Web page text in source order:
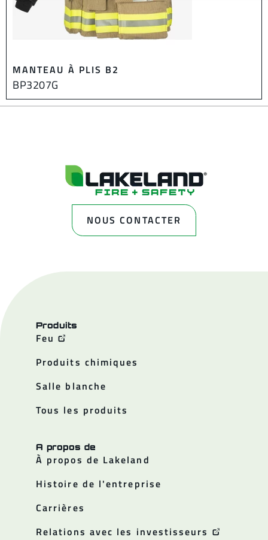
MANTEAU À PLIS B2
BP3207G
NOUS CONTACTER
Produits
Feu
Produits chimiques
Salle blanche
Tous les produits
A propos de
À propos de Lakeland
Histoire de l'entreprise
Carrières
Relations avec les investisseurs